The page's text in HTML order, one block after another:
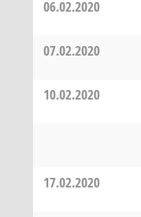
06.02.2020
07.02.2020
10.02.2020
17.02.2020